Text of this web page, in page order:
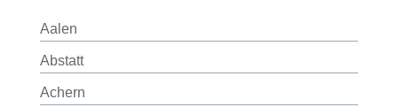
Aalen
Abstatt
Achern